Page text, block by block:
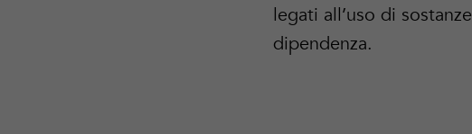
legati all’uso di
dipendenza.